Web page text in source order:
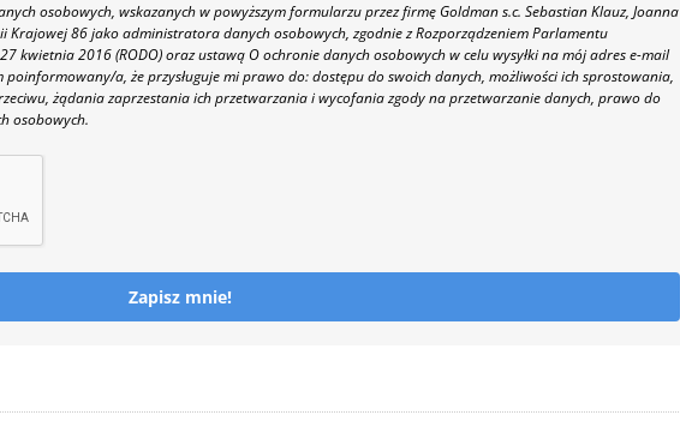
osobowych, wskazanych w powyższym formularzu przez firmę Goldman s.c. Sebastian Klauz, Joanna
Krajowej 86 jako administratora danych osobowych, zgodnie z Rozporządzeniem Parlamentu
kwietnia 2016 (RODO) oraz ustawą O ochronie danych osobowych w celu wysyłki na mój adres e-mail
poinformowany/a, że przysługuje mi prawo do: dostępu do swoich danych, możliwości ich sprostowania,
żądania zaprzestania ich przetwarzania i wycofania zgody na przetwarzanie danych, prawo do
osobowych.
Zapisz mnie!